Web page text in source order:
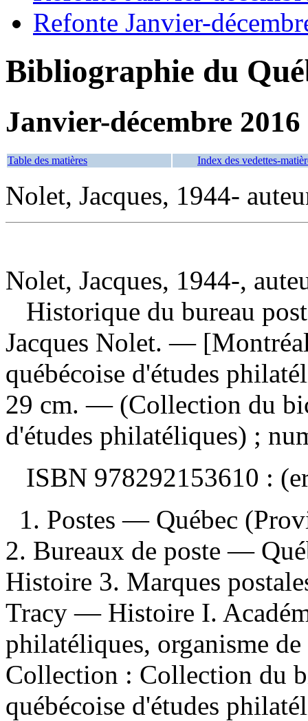
Refonte Janvier-
Bibliographie du
Janvier-décembre 2016
Table des matières Index des vedettes-
Nolet, Jacques, 1944-
Nolet, Jacques, 1944-,
Historique du bureau
Jacques Nolet. —
québécoise d'études
29 cm. — (Collection du
d'études philatéliques) ;
ISBN 978292153610 :
1. Postes — Québec
2. Bureaux de poste —
Histoire 3. Marques
Tracy — Histoire I.
philatéliques, organisme
Collection : Collection du
québécoise d'études